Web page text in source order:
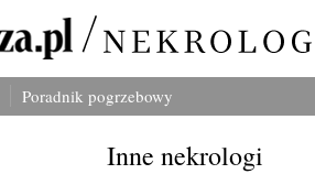
Poradnik pogrzebowy
Inne nekrologi